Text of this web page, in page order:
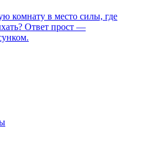
комнату в место силы, где
Ответ прост —